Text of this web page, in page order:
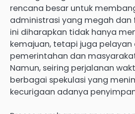
rencana besar untuk
administrasi yang megah dan
ini diharapkan tidak hanya
kemajuan, tetapi juga
pemerintahan dan
Namun, seiring perjalanan
berbagai spekulasi yang
kecurigaan adanya